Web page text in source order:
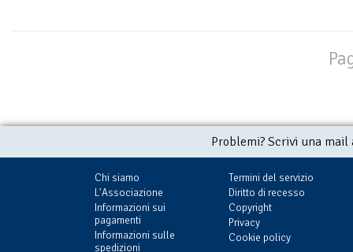
Problemi? Scrivi una
Chi siamo
L'Associazione
Informazioni sui
pagamenti
Informazioni sulle
spedizioni
Termini del servizio
Diritto di recesso
Copyright
Privacy
Cookie policy